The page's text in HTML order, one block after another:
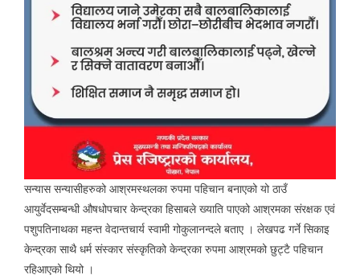
सन्यास सन्यासीहरुको आश्रमस्थलका रुपमा पहिचान बनाएको यो ठाउँ
आयुर्वेदसम्बन्धी औषधोपचार केन्द्रका हिसाबले ख्याति पाएको आश्रमका संरक्षक एवं
पशुपतिनाथका महन्त वेदान्तचार्य स्वामी गोकुलानन्दले बताए । लेखपढ गर्ने सिकाइ
केन्द्रका साथै धर्म संस्कार संस्कृतिको केन्द्रका रुपमा आश्रमको छुट्टै पहिचान
रहिआएको थियो ।